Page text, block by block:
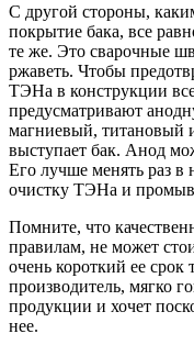
С другой стороны,
покрытие бака, все
те же. Это сварочные
ржаветь. Чтобы
ТЭНа в конструкции
предусматривают
магниевый, титановый
выступает бак. Анод
Его лучше менять раз в
очистку ТЭНа и
Помните, что
правилам, не может
очень короткий ее срок
производитель, мягко
продукции и хочет
нее.